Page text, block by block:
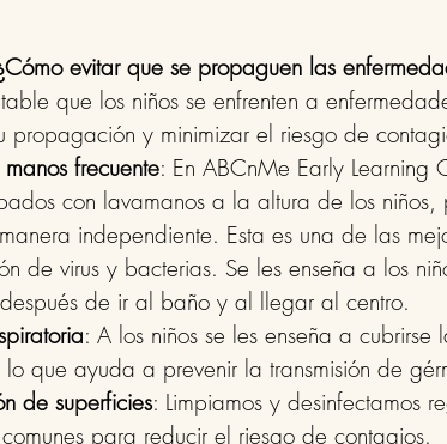
evitar que se propaguen las
que los niños se enfrenten a
propagación y minimizar el riesgo de
frecuente: En ABCnMe Early Learning
con lavamanos a la altura de los
independiente. Esta es una de las
de virus y bacterias. Se les enseña a los
de ir al baño y al llegar al centro.
: A los niños se les enseña a
lo que ayuda a prevenir la transmisión de
de superficies: Limpiamos y desinfectamos
para reducir el riesgo de contagios.